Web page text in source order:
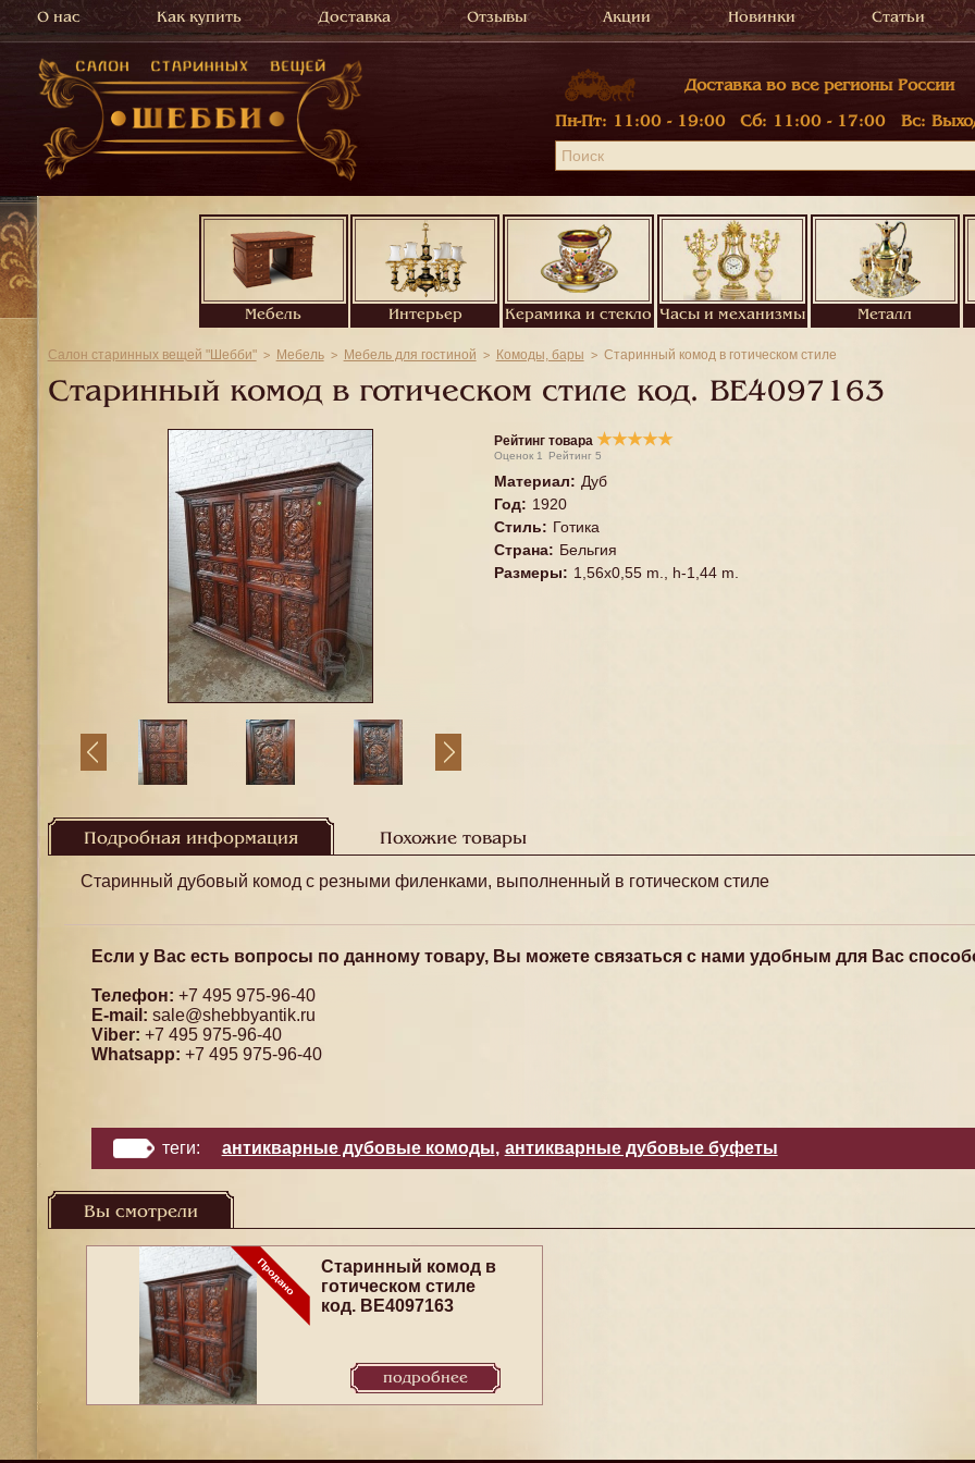
О нас Как купить Доставка Отзывы Акции Новинки Статьи
Доставка во все регионы России
Пн-Пт: 11:00 - 19:00 Сб: 11:00 - 17:00 Вс:
Мебель Интерьер Керамика и стекло Часы и механизмы Металл
Салон старинных вещей "Шебби" Мебель Мебель для гостиной Комоды, бары Старинный комод в готическом стиле
Старинный комод в готическом стиле код. BE4097163
Рейтинг товара ★★★★★
Оценок 1 Рейтинг 5
Материал: Дуб
Год: 1920
Стиль: Готика
Страна: Бельгия
Размеры: 1,56x0,55 m., h-1,44 m.
Подробная информация Похожие товары
Старинный дубовый комод с резными филенками, выполненный в готическом стиле
Если у Вас есть вопросы по данному товару, Вы можете связаться с нами удобным для Вас
Телефон: +7 495 975-96-40
E-mail: sale@shebbyantik.ru
Viber: +7 495 975-96-40
Whatsapp: +7 495 975-96-40
теги: антикварные дубовые комоды, антикварные дубовые буфеты
Вы смотрели
Старинный комод в
готическом стиле
код. BE4097163
подробнее